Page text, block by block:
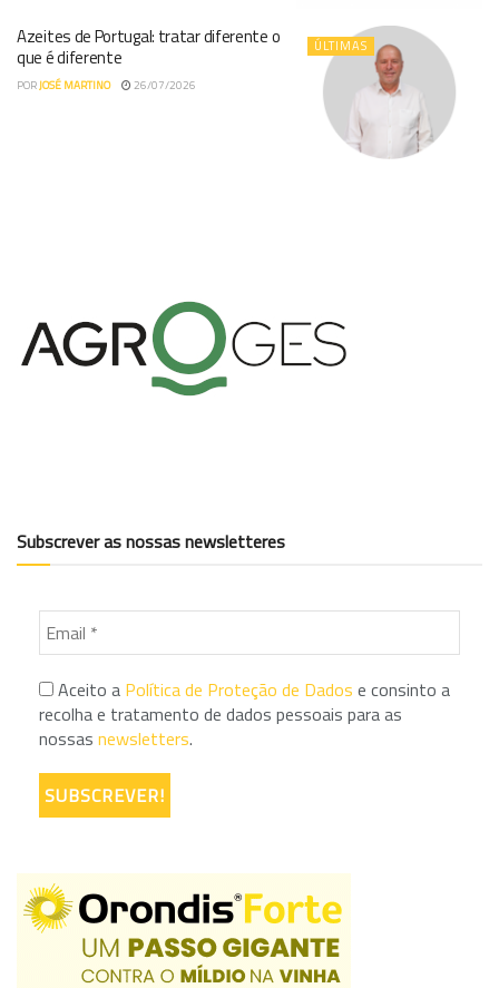
ÚLTIMAS
Azeites de Portugal: tratar diferente o
que é diferente
PORJOSÉ MARTINO 26/07/2026
Subscrever as nossas newsletteres
Aceito a Política de Proteção de Dados e consinto a
recolha e tratamento de dados pessoais para as
nossas newsletters.